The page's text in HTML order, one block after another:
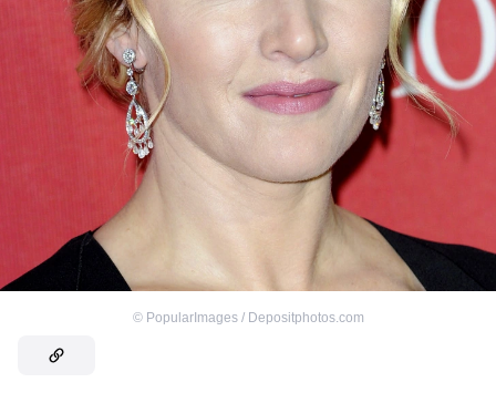
© PopularImages / Depositphotos.com